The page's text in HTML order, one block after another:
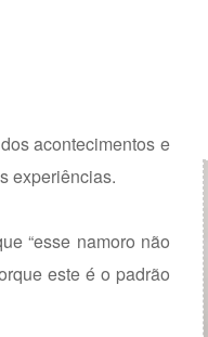
acontecimentos e
experiências.
“esse namoro não
este é o padrão